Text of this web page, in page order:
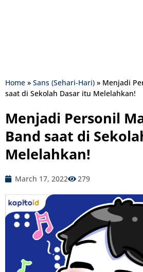
Home » Sans (Sehari-Hari) » Menjadi
saat di Sekolah Dasar itu Melelahkan!
Menjadi Personil
Band saat di
Melelahkan!
March 17, 2022 279